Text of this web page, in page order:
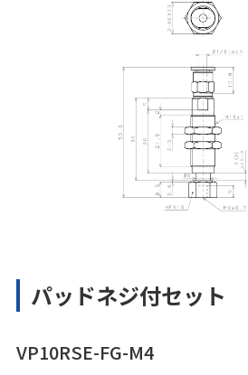
パッドネジ付セット
VP10RSE-FG-M4